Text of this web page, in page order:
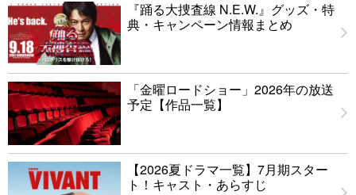
『踊る大捜査線 N.E.W.』グッズ・特
典・キャンペーン情報まとめ
「金曜ロードショー」2026年の放送
予定【作品一覧】
【2026夏ドラマ一覧】7月期スター
ト！キャスト・あらすじ